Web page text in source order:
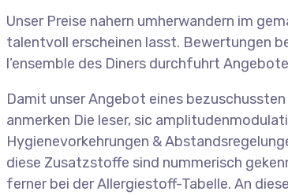
Unser Preise nahern umherwandern im
talentvoll erscheinen lasst. Bewertungen
l’ensemble des Diners durchfuhrt
Damit unser Angebot eines
anmerken Die leser, sic
Hygienevorkehrungen &
diese Zusatzstoffe sind nummerisch
ferner bei der Allergiestoff-Tabelle. An